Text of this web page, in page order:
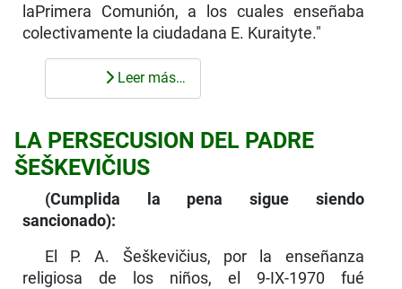
laPrimera Comunión, a los cuales enseñaba
colectivamente la ciudadana E. Kuraityte."
Leer más…
LA PERSECUSION DEL PADRE
ŠEŠKEVIČIUS
(Cumplida la pena sigue siendo
sancionado):
El P. A. Šeškevičius, por la enseñanza
religiosa de los niños, el 9-IX-1970 fué